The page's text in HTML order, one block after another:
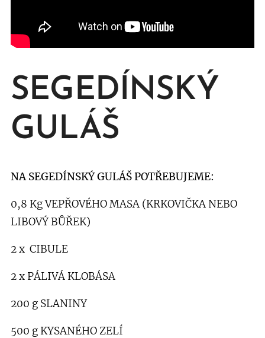
SEGEDÍNSKÝ
GULÁŠ
NA SEGEDÍNSKÝ GULÁŠ POTŘEBUJEME:
0,8 Kg VEPŘOVÉHO MASA (KRKOVIČKA NEBO
LIBOVÝ BŮŘEK)
2 x CIBULE
2 x PÁLIVÁ KLOBÁSA
200 g SLANINY
500 g KYSANÉHO ZELÍ